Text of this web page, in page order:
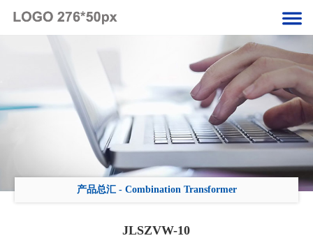
产品总汇- Combination Transformer
JLSZVW-10